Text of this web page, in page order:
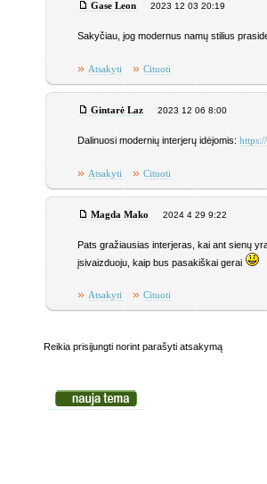
Gase Leon 2023 12 03 20:19
Sakyčiau, jog modernus namų stilius
» Atsakyti » Cituoti
Gintarė Laz 2023 12 06 8:00
Dalinuosi modernių interjerų idėjomis:
» Atsakyti » Cituoti
Magda Mako 2024 4 29 9:22
Pats gražiausias interjeras, kai ant sienų
įsivaizduoju, kaip bus pasakiškai gerai
» Atsakyti » Cituoti
Reikia prisijungti norint parašyti atsakymą